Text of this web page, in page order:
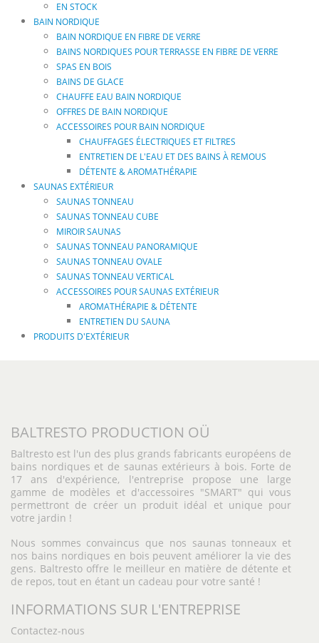
du
produit
peuvent
être
la
page
du
produit
EN STOCK
BAIN NORDIQUE
BAIN NORDIQUE EN FIBRE DE VERRE
BAINS NORDIQUES POUR TERRASSE EN FIBRE DE VERRE
SPAS EN BOIS
BAINS DE GLACE
CHAUFFE EAU BAIN NORDIQUE
OFFRES DE BAIN NORDIQUE
ACCESSOIRES POUR BAIN NORDIQUE
CHAUFFAGES ÉLECTRIQUES ET FILTRES
ENTRETIEN DE L'EAU ET DES BAINS À REMOUS
DÉTENTE & AROMATHÉRAPIE
SAUNAS EXTÉRIEUR
SAUNAS TONNEAU
SAUNAS TONNEAU CUBE
MIROIR SAUNAS
SAUNAS TONNEAU PANORAMIQUE
SAUNAS TONNEAU OVALE
SAUNAS TONNEAU VERTICAL
ACCESSOIRES POUR SAUNAS EXTÉRIEUR
AROMATHÉRAPIE & DÉTENTE
ENTRETIEN DU SAUNA
PRODUITS D'EXTÉRIEUR
BALTRESTO PRODUCTION OÜ
Baltresto est l'un des plus grands fabricants européens de
bains nordiques et de saunas extérieurs à bois. Forte de
17 ans d'expérience, l'entreprise propose une large
gamme de modèles et d'accessoires "SMART" qui vous
permettront de créer un produit idéal et unique pour
votre jardin !
Nous sommes convaincus que nos saunas tonneaux et
nos bains nordiques en bois peuvent améliorer la vie des
gens. Baltresto offre le meilleur en matière de détente et
de repos, tout en étant un cadeau pour votre santé !
INFORMATIONS SUR L'ENTREPRISE
Contactez-nous